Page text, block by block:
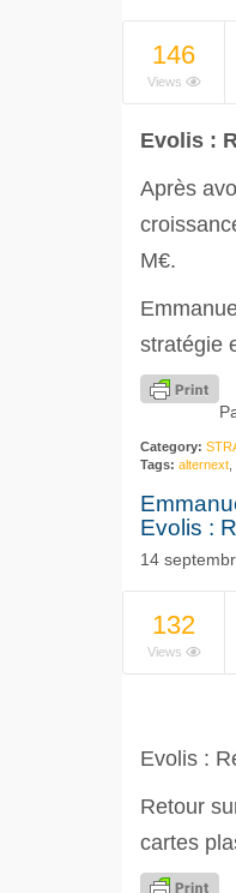
146
Views
Evolis :
Après
M€.
stratégie
Category:
Tags: alternext
Evolis :
14
132
Views
Evolis :
Retour
cartes